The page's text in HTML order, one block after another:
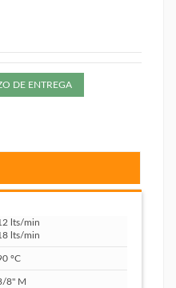
DE ENTREGA
lts/min
lts/min
ºC
8" M